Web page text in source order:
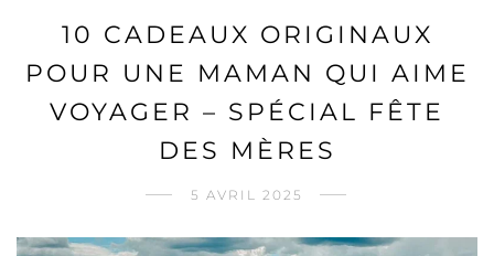
10 CADEAUX ORIGINAUX
POUR UNE MAMAN QUI AIME
VOYAGER – SPÉCIAL FÊTE
DES MÈRES
5 AVRIL 2025